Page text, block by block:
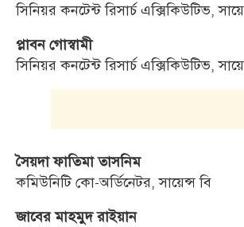
সিনিয়র কনটেন্ট রিসার্চ এক্সিকিউটিভ,
প্লাবন গোস্বামী
সিনিয়র কনটেন্ট রিসার্চ এক্সিকিউটিভ,
সৈয়দা ফাতিমা তাসনিম
কমিউনিটি কো-অর্ডিনেটর, সায়েন্স বি
জাবের মাহমুদ রাইয়ান